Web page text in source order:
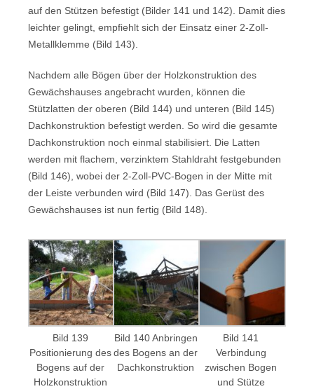
auf den Stützen befestigt (Bilder 141 und 142). Damit dies
leichter gelingt, empfiehlt sich der Einsatz einer 2-Zoll-
Metallklemme (Bild 143).
Nachdem alle Bögen über der Holzkonstruktion des
Gewächshauses angebracht wurden, können die
Stützlatten der oberen (Bild 144) und unteren (Bild 145)
Dachkonstruktion befestigt werden. So wird die gesamte
Dachkonstruktion noch einmal stabilisiert. Die Latten
werden mit flachem, verzinktem Stahldraht festgebunden
(Bild 146), wobei der 2-Zoll-PVC-Bogen in der Mitte mit
der Leiste verbunden wird (Bild 147). Das Gerüst des
Gewächshauses ist nun fertig (Bild 148).
Bild 139
Positionierung des
Bogens auf der
Holzkonstruktion
Bild 140 Anbringen
des Bogens an der
Dachkonstruktion
Bild 141
Verbindung
zwischen Bogen
und Stütze